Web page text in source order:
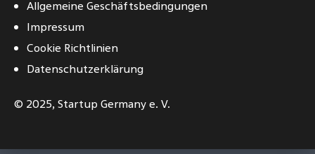
Allgemeine Geschäftsbedingungen
Impressum
Cookie Richtlinien
Datenschutzerklärung
© 2025,Startup Germany e. V.